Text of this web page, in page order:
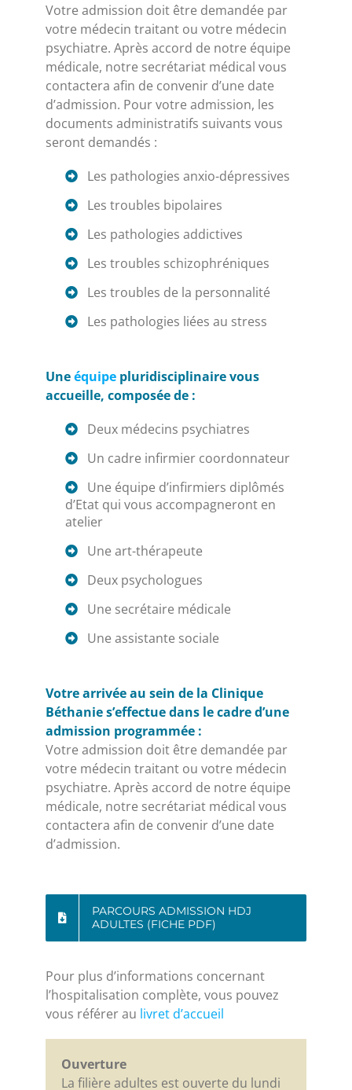
Votre admission doit être demandée par
votre médecin traitant ou votre médecin
psychiatre. Après accord de notre équipe
médicale, notre secrétariat médical vous
contactera afin de convenir d’une date
d’admission. Pour votre admission, les
documents administratifs suivants vous
seront demandés :
Les pathologies anxio-dépressives
Les troubles bipolaires
Les pathologies addictives
Les troubles schizophréniques
Les troubles de la personnalité
Les pathologies liées au stress
Uneéquipe pluridisciplinaire vous
accueille, composée de :
Deux médecins psychiatres
Un cadre infirmier coordonnateur
Une équipe d’infirmiers diplômés
d’Etat qui vous accompagneront en
atelier
Une art-thérapeute
Deux psychologues
Une secrétaire médicale
Une assistante sociale
Votre arrivée au sein de la Clinique
Béthanie s’effectue dans le cadre d’une
admission programmée :
Votre admission doit être demandée par
votre médecin traitant ou votre médecin
psychiatre. Après accord de notre équipe
médicale, notre secrétariat médical vous
contactera afin de convenir d’une date
d’admission.
PARCOURS ADMISSION HDJ
ADULTES (FICHE PDF)
Pour plus d’informations concernant
l’hospitalisation complète, vous pouvez
vous référer au livret d’accueil
Ouverture
La filière adultes est ouverte du lundi